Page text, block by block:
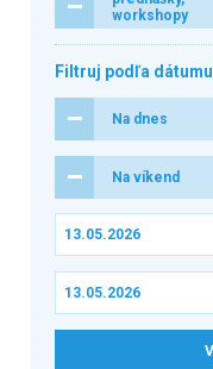
workshopy
Filtruj podľa dátumu
Na dnes
Na víkend